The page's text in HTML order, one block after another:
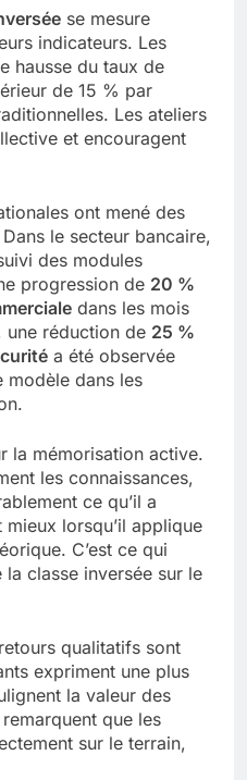
se mesure
indicateurs. Les
hausse du taux de
de 15 % par
Les ateliers
et encouragent
ont mené des
le secteur bancaire,
des modules
progression de 20 %
dans les mois
une réduction de 25 %
a été observée
modèle dans les
la mémorisation active.
les connaissances,
ce qu’il a
lorsqu’il applique
C’est ce qui
classe inversée sur le
qualitatifs sont
expriment une plus
la valeur des
que les
sur le terrain,